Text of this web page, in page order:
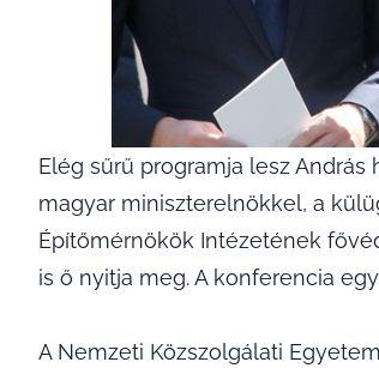
Elég sűrű programja lesz
magyar miniszterelnökkel, a
Építőmérnökök Intézetének
is ő nyitja meg. A konferencia
A Nemzeti Közszolgálati